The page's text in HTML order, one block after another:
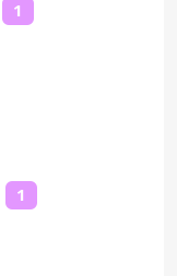
1
1